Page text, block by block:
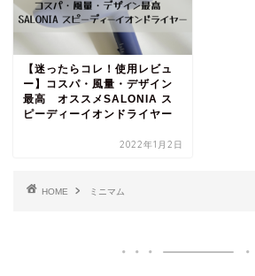
【迷ったらコレ！使用レビュ
ー】コスパ・風量・デザイン
最高 オススメSALONIA ス
ピーディーイオンドライヤー
2022年1月2日
HOME ミニマム